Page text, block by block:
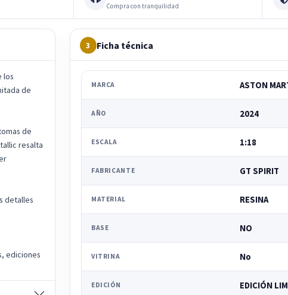
Compra con tranquilidad
los
de
de
resalta
detalles
ediciones
3 Ficha técnica
MARCA ASTON
AÑO 2024
ESCALA 1:18
FABRICANTE GT SPIRIT
MATERIAL RESINA
BASE NO
VITRINA No
EDICIÓN EDICIÓN